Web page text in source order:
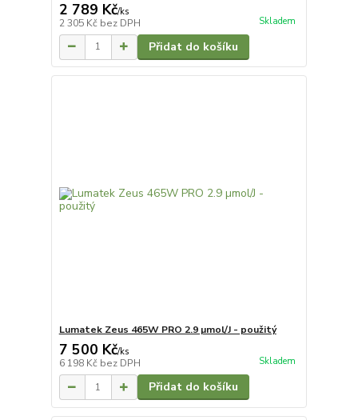
2 789 Kč/ks
2 305 Kč bez DPH Skladem
Přidat do košíku
Lumatek Zeus 465W PRO 2.9 µmol/J - použitý
7 500 Kč/ks
6 198 Kč bez DPH Skladem
Přidat do košíku